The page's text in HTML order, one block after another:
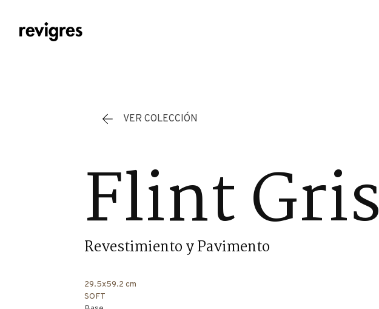
VER COLECCIÓN
Flint Gris
Revestimiento y Pavimento
29.5x59.2 cm
SOFT